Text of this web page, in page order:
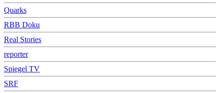
Quarks
RBB Doku
Real Stories
reporter
Spiegel TV
SRF